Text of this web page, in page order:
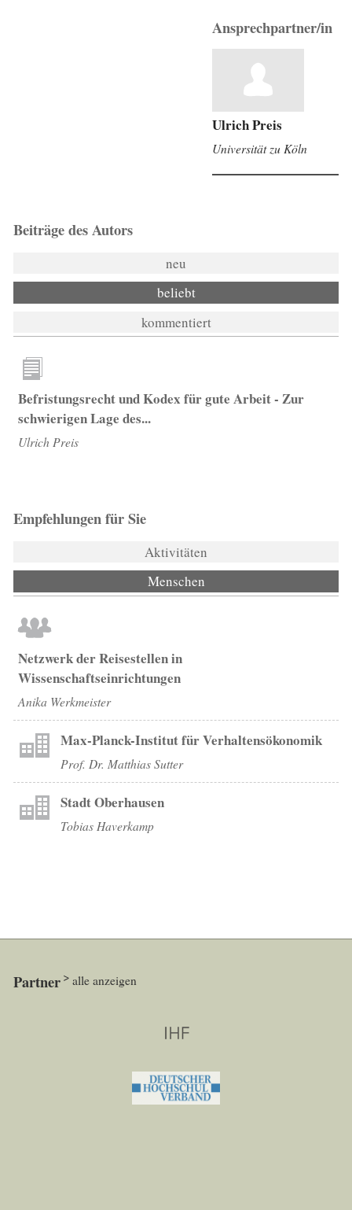
Ansprechpartner/in
Ulrich Preis
Universität zu Köln
Beiträge des Autors
neu
beliebt
kommentiert
Befristungsrecht und Kodex für gute Arbeit - Zur
schwierigen Lage des...
Ulrich Preis
Empfehlungen für Sie
Aktivitäten
Menschen
Netzwerk der Reisestellen in
Wissenschaftseinrichtungen
Anika Werkmeister
Max-Planck-Institut für Verhaltensökonomik
Prof. Dr. Matthias Sutter
Stadt Oberhausen
Tobias Haverkamp
Partner alle anzeigen